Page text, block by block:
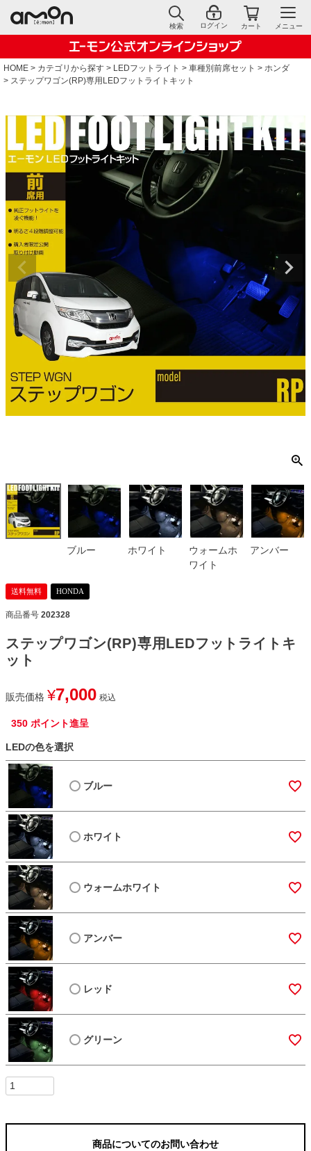
検索 ログイン カート メニュー
HOME カテゴリから探す LEDフットライト 車種別前席セット
ホンダ
ステップワゴン(RP)専用LEDフットライトキット
ブルー ホワイト
ウォームホ
ワイト
アンバー
送料無料 HONDA
商品番号 202328
ステップワゴン(RP)専用LEDフットライトキ
ット
販売価格 ¥7,000 税込
350 ポイント進呈
LEDの色を選択
ブルー
ホワイト
ウォームホワイト
アンバー
レッド
グリーン
商品についてのお問い合わせ